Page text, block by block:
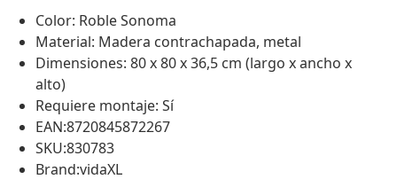
Color: Roble Sonoma
Material: Madera contrachapada, metal
Dimensiones: 80 x 80 x 36,5 cm (largo x ancho x
alto)
Requiere montaje: Sí
EAN:8720845872267
SKU:830783
Brand:vidaXL